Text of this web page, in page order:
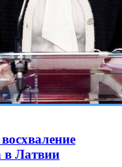
в Латвии